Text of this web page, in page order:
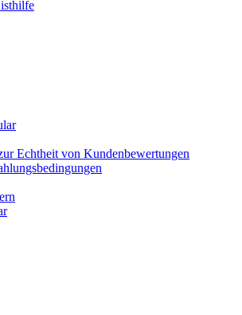
Echtheit von Kundenbewertungen